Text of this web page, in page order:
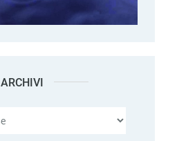
ARCHIVI Archivi